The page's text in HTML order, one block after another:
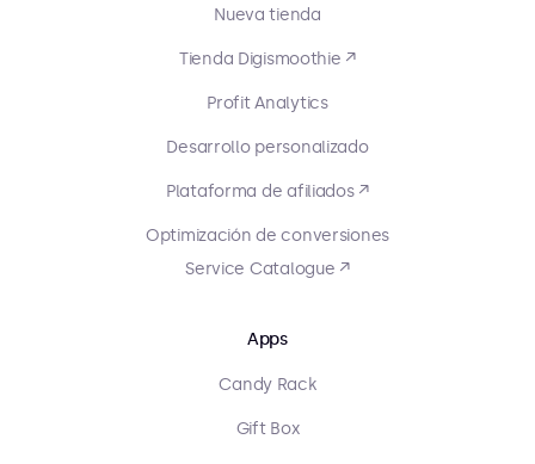
Nueva tienda
Tienda Digismoothie ↗
Profit Analytics
Desarrollo personalizado
Plataforma de afiliados ↗
Optimización de conversiones
Service Catalogue ↗
Apps
Candy Rack
Gift Box